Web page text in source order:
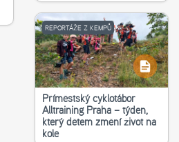
REPORTÁŽE Z KEMPŮ
Příměstský cyklotábor
Alltraining Praha – týden,
který dětem změní život na
kole